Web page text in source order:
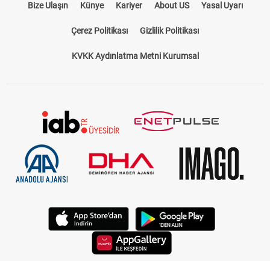
Bize Ulaşın Künye Kariyer About US Yasal Uyarı
Çerez Politikası Gizlilik Politikası
KVKK Aydınlatma Metni Kurumsal